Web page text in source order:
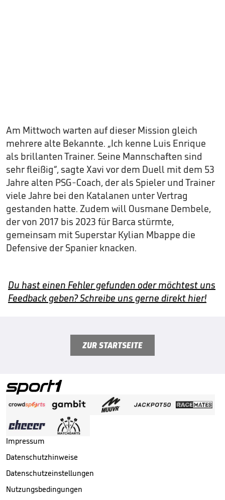
Am Mittwoch warten auf dieser Mission gleich
mehrere alte Bekannte. „Ich kenne Luis Enrique
als brillanten Trainer. Seine Mannschaften sind
sehr fleißig“, sagte Xavi vor dem Duell mit dem 53
Jahre alten PSG-Coach, der als Spieler und Trainer
viele Jahre bei den Katalanen unter Vertrag
gestanden hatte. Zudem will Ousmane Dembele,
der von 2017 bis 2023 für Barca stürmte,
gemeinsam mit Superstar Kylian Mbappe die
Defensive der Spanier knacken.
Du hast einen Fehler gefunden oder möchtest uns
Feedback geben? Schreibe uns gerne direkt hier!
ZUR STARTSEITE
Impressum
Datenschutzhinweise
Datenschutzeinstellungen
Nutzungsbedingungen